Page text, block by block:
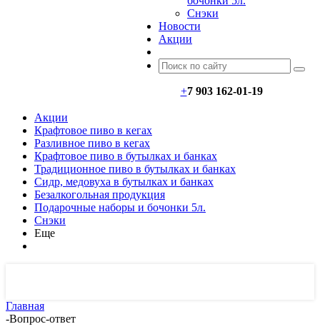
Снэки
Новости
Акции
+7 903 162-01-19
Акции
Крафтовое пиво в кегах
Разливное пиво в кегах
Крафтовое пиво в бутылках и банках
Традиционное пиво в бутылках и банках
Сидр, медовуха в бутылках и банках
Безалкогольная продукция
Подарочные наборы и бочонки 5л.
Снэки
Еще
Главная
-Вопрос-ответ